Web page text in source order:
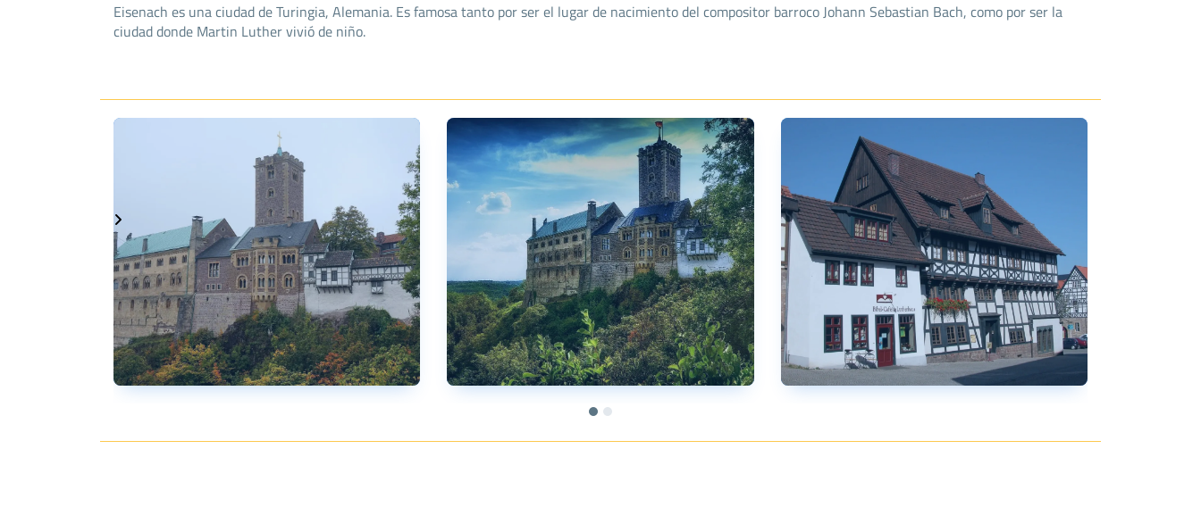
Eisenach es una ciudad de Turingia, Alemania. Es famosa tanto por ser el lugar de nacimiento del compositor barroco Johann Sebastian Bach, como por ser la
ciudad donde Martin Luther vivió de niño.